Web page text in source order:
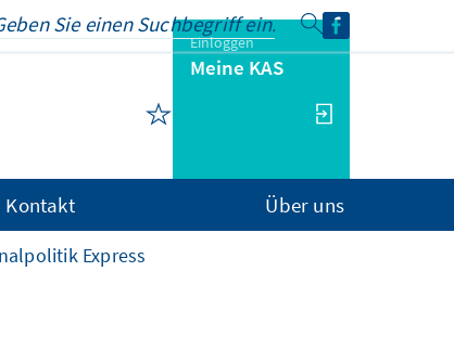
Einloggen
Meine KAS
Kontakt Über uns
Express